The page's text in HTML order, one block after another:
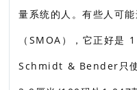
量系统的人。有些人可
（SMOA），它正好是
Schmidt & Bender只